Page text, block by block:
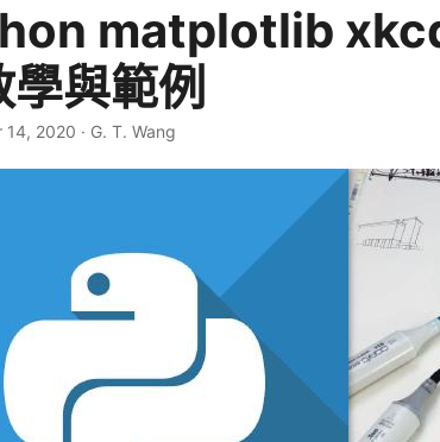
matplotlib
學與範例
14, 2020 · G. T. Wang